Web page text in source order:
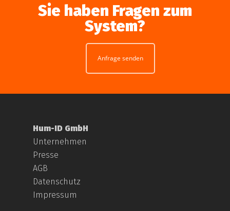
Sie haben Fragen zum
System?
Anfrage senden
Hum-ID GmbH
Unternehmen
Presse
AGB
Datenschutz
Impressum